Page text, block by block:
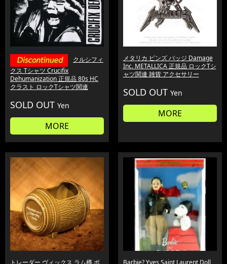
クルシフィ
クス Tシャツ Crucifix
Dehumanization 正規品 80s HC
クラスト ロックTシャツ関連
SOLD OUT Yen
MORE
メタリカ ピンズ バッジ Damage
Inc. METALLICA 正規品 ロックTシ
ャツ関連 雑貨 アクセサリー
SOLD OUT Yen
MORE